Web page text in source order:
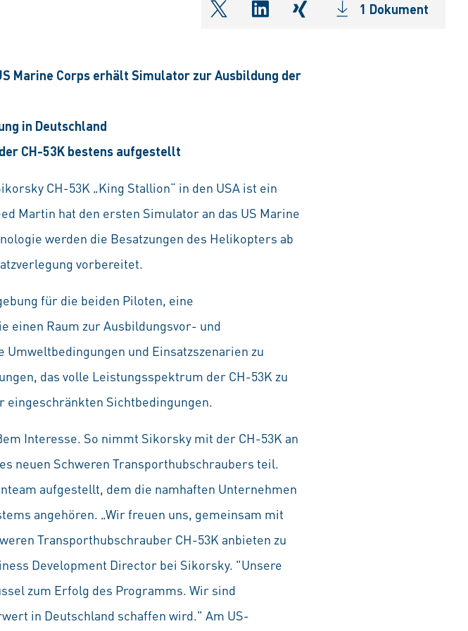
shareOntwitter
shareOnlinkedIn
shareOnxing1 Dokument
Marine Corps erhält Simulator zur Ausbildung der
in Deutschland
CH-53K bestens aufgestellt
CH-53K „King Stallion“ in den USA ist ein
Martin hat den ersten Simulator an das US Marine
werden die Besatzungen des Helikopters ab
vorbereitet.
für die beiden Piloten, eine
einen Raum zur Ausbildungsvor- und
und Einsatzszenarien zu
das volle Leistungsspektrum der CH-53K zu
eingeschränkten Sichtbedingungen.
Interesse. So nimmt Sikorsky mit der CH-53K an
neuen Schweren Transporthubschraubers teil.
aufgestellt, dem die namhaften Unternehmen
angehören. „Wir freuen uns, gemeinsam mit
Transporthubschrauber CH-53K anbieten zu
Development Director bei Sikorsky. "Unsere
zum Erfolg des Programms. Wir sind
in Deutschland schaffen wird." Am US-